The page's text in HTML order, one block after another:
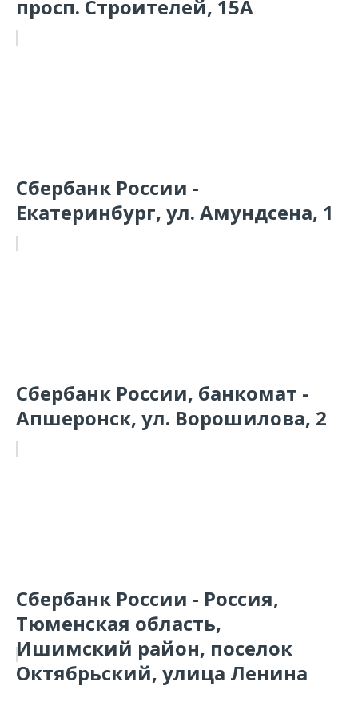
просп. Строителей, 15А
Сбербанк России -
Екатеринбург, ул. Амундсена, 1
Сбербанк России, банкомат -
Апшеронск, ул. Ворошилова, 2
Сбербанк России - Россия,
Тюменская область,
Ишимский район, поселок
Октябрьский, улица Ленина